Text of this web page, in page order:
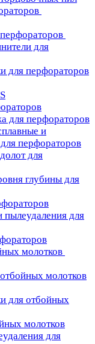
для
для перфораторов
для перфораторов
и
перфораторов
для
глубины для
для
молотков
молотков
для отбойных
молотков
для